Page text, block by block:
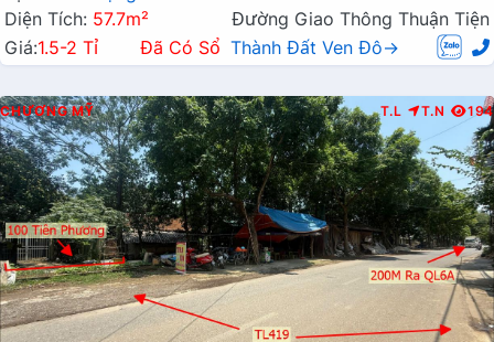
Diện Tích: 57.7m²
Đường Giao Thông Thuận Tiện
Giá:1.5-2 Tỉ Đã Có Sổ Thành Đất Ven Đô→
CHƯƠNG MỸ T.L T.N 194